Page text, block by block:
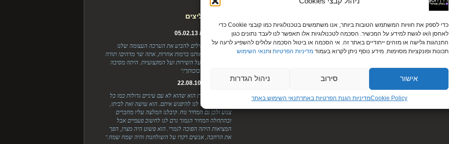
כדי לספק את חוויות המשתמש הטובות ביותר, אנו משתמשים בטכנולוגיות כמו קובצי Cookie כדי
לאחסן ו/או לגשת למידע על המכשיר. הסכמה לטכנולוגיות אלו תאפשר לנו לעבד נתונים כגון
התנהגות גלישה או מזהים ייחודיים באתר זה. אי הסכמה או ביטול הסכמה עלולים להשפיע לרעה על
תכונות ופונקציות מסוימות. מידע נוסף ניתן לקרוא בעמודמדיניות הפרטיות ותנאי השימוש
אישור סירוב ניהול הגדרות
Cookie Policyמדיניות הגנת הפרטיות באתר​תנאי השימוש באתר
לקוחות ממליצים
עירית ודניאל / 05.02.13
"לירן, אין לי מילים להביע את הערכה העצומה שלנו
אליך. ריגשת אותנו ברמות אחרות, אתה שר מדהים! תודה
על הסבלנות, על השירות ועל המקצועיות. היתה מסיבה
מטורפת והכל בזכותך!"
הודיה ומוטי / 22.08.10
"היופי אצל לירן הוא שהוא לא עם עיניים גדולות כמו כל
הדיג'יים שיצא לנו להיפגש איתם. הוא עושה זאת לביתו,
צנוע ולכן גם המחיר נוח. קיבלנו המלצה עליו מחברים
ובהתחלה המחיר הנמוך גרם לנו לחשוב פעמיים אבל
המציאות היתה הפוכה לגמרי. הוא פשוט היה מצוין, הפך
את הרחבה, אנשים רקדו על השולחנות והיה שמח שמח."